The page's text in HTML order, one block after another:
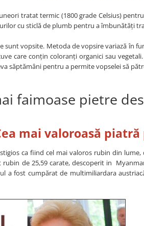
tratat termic (1800 grade Celsius)
cu sticlă de plumb pentru a îmbunătăți
sunt vopsite. Metoda de vopsire variază în
care conțin coloranți organici sau
săptămâni pentru a permite vopselei să
faimoase pietre
mai valoroasă
ca fiind cel mai valoros rubin din
rubin de 25,59 carate, descoperit in
a fost cumpărat de multimiliardara